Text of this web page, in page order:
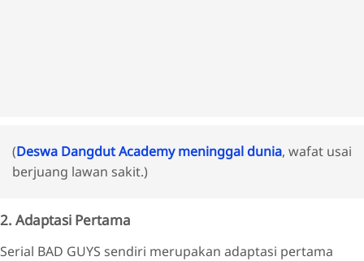
(Deswa Dangdut Academy meninggal dunia, wafat usai
berjuang lawan sakit.)
2. Adaptasi Pertama
Serial BAD GUYS sendiri merupakan adaptasi pertama